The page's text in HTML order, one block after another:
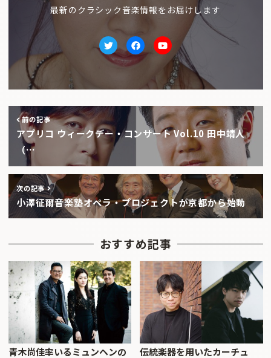
最新のクラシック音楽情報をお届けします
TwitterfacebookYoutube
前の記事
アプリコ ウィークデー・コンサート Vol.10 田中靖人
（…
次の記事
小澤征爾音楽塾オペラ・プロジェクトが京都から始動
おすすめ記事
青木尚佳率いるミュンヘンの 伝統楽器を用いたカーチュ